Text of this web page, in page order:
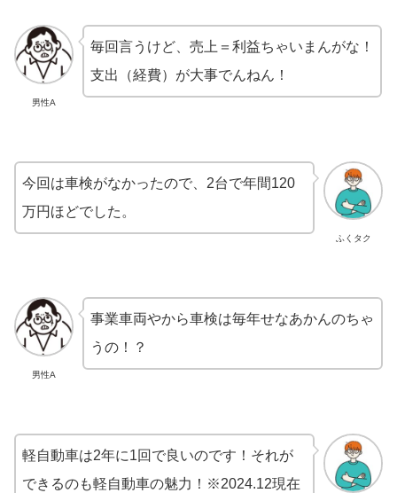
男性A
毎回言うけど、売上＝利益ちゃいまんがな！
支出（経費）が大事でんねん！
ふくタク
今回は車検がなかったので、2台で年間120
万円ほどでした。
男性A
事業車両やから車検は毎年せなあかんのちゃ
うの！？
軽自動車は2年に1回で良いのです！それが
できるのも軽自動車の魅力！※2024.12現在